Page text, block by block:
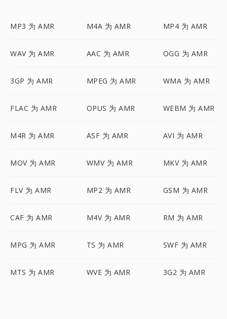
MP3 为 AMR M4A 为 AMR MP4 为 AMR
WAV 为 AMR AAC 为 AMR OGG 为 AMR
3GP 为 AMR MPEG 为 AMR WMA 为 AMR
FLAC 为 AMR OPUS 为 AMR WEBM 为 AMR
M4R 为 AMR ASF 为 AMR AVI 为 AMR
MOV 为 AMR WMV 为 AMR MKV 为 AMR
FLV 为 AMR MP2 为 AMR GSM 为 AMR
CAF 为 AMR M4V 为 AMR RM 为 AMR
MPG 为 AMR TS 为 AMR SWF 为 AMR
MTS 为 AMR WVE 为 AMR 3G2 为 AMR